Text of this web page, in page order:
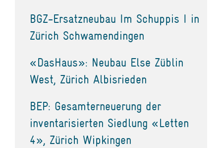
BGZ-Ersatzneubau Im Schuppis I in
Zürich Schwamendingen
«DasHaus»: Neubau Else Züblin
West, Zürich Albisrieden
BEP: Gesamterneuerung der
inventarisierten Siedlung «Letten
4», Zürich Wipkingen